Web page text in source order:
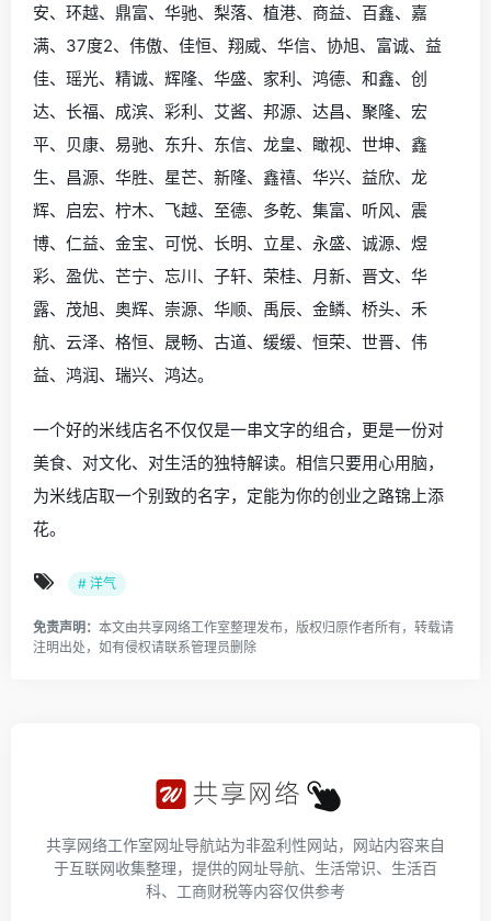
安、环越、鼎富、华驰、梨落、植港、商益、百鑫、嘉
满、37度2、伟傲、佳恒、翔威、华信、协旭、富诚、益
佳、瑶光、精诚、辉隆、华盛、家利、鸿德、和鑫、创
达、长福、成滨、彩利、艾酱、邦源、达昌、聚隆、宏
平、贝康、易驰、东升、东信、龙皇、瞰视、世坤、鑫
生、昌源、华胜、星芒、新隆、鑫禧、华兴、益欣、龙
辉、启宏、柠木、飞越、至德、多乾、集富、听风、震
博、仁益、金宝、可悦、长明、立星、永盛、诚源、煜
彩、盈优、芒宁、忘川、子轩、荣桂、月新、晋文、华
露、茂旭、奥辉、崇源、华顺、禹辰、金鳞、桥头、禾
航、云泽、格恒、晟畅、古道、缓缓、恒荣、世晋、伟
益、鸿润、瑞兴、鸿达。
一个好的米线店名不仅仅是一串文字的组合，更是一份对
美食、对文化、对生活的独特解读。相信只要用心用脑，
为米线店取一个别致的名字，定能为你的创业之路锦上添
花。
# 洋气
免责声明： 本文由共享网络工作室整理发布，版权归原作者所有，转载请
注明出处，如有侵权请联系管理员删除
共享网络工作室网址导航站为非盈利性网站，网站内容来自
于互联网收集整理，提供的网址导航、生活常识、生活百
科、工商财税等内容仅供参考